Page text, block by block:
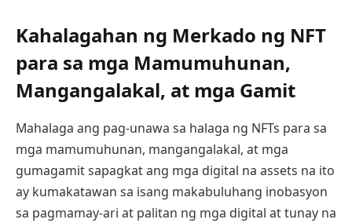
Kahalagahan ng Merkado ng NFT
para sa mga Mamumuhunan,
Mangangalakal, at mga Gamit
Mahalaga ang pag-unawa sa halaga ng NFTs para sa
mga mamumuhunan, mangangalakal, at mga
gumagamit sapagkat ang mga digital na assets na ito
ay kumakatawan sa isang makabuluhang inobasyon
sa pagmamay-ari at palitan ng mga digital at tunay na